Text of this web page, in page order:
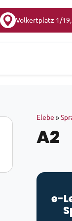
Volkertplatz 1/
Elebe »
A2
e-